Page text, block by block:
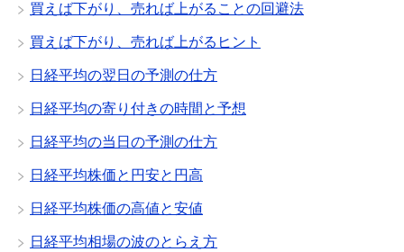
買えば下がり、売れば上がることの回避法
買えば下がり、売れば上がるヒント
日経平均の翌日の予測の仕方
日経平均の寄り付きの時間と予想
日経平均の当日の予測の仕方
日経平均株価と円安と円高
日経平均株価の高値と安値
日経平均相場の波のとらえ方